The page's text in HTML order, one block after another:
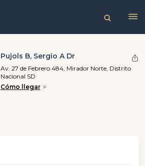
Pujols B, Sergio A Dr
Av. 27 de Febrero 484, Mirador Norte, Distrito
Nacional SD
Cómo llegar